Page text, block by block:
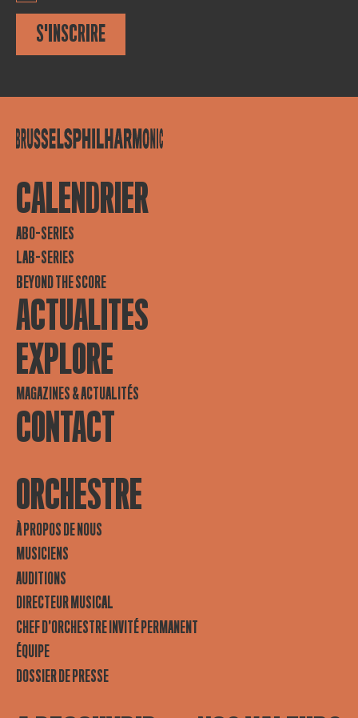
S'INSCRIRE
CALENDRIER
ABO-SERIES
LAB-SERIES
BEYOND THE SCORE
ACTUALITES
EXPLORE
MAGAZINES & ACTUALITÉS
CONTACT
ORCHESTRE
À PROPOS DE NOUS
MUSICIENS
AUDITIONS
DIRECTEUR MUSICAL
CHEF D’ORCHESTRE INVITÉ PERMANENT
ÉQUIPE
DOSSIER DE PRESSE